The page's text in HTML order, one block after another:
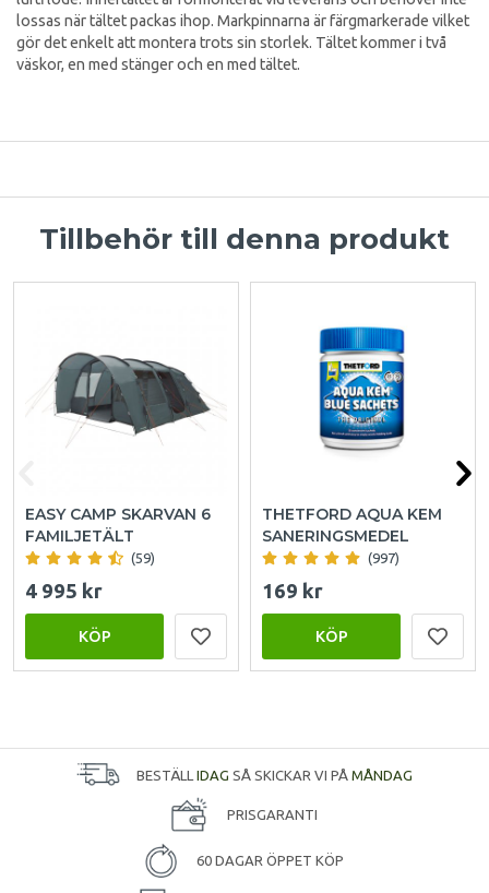
lossas när tältet packas ihop. Markpinnarna är färgmarkerade vilket
gör det enkelt att montera trots sin storlek. Tältet kommer i två
väskor, en med stänger och en med tältet.
Tillbehör till denna produkt
EASY CAMP SKARVAN 6
FAMILJETÄLT
(59)
4 995 kr
KÖP
THETFORD AQUA KEM
SANERINGSMEDEL
(997)
169 kr
KÖP
BESTÄLL IDAG SÅ SKICKAR VI PÅ MÅNDAG
PRISGARANTI
60 DAGAR ÖPPET KÖP